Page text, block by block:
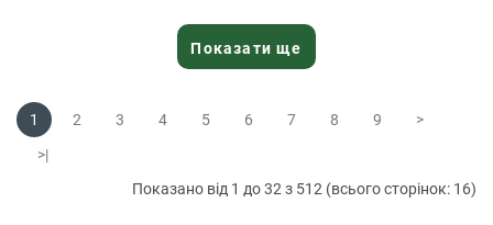
Показати ще
1 2 3 4 5 6 7 8 9
>
>|
Показано від 1 до 32 з 512 (всього сторінок: 16)